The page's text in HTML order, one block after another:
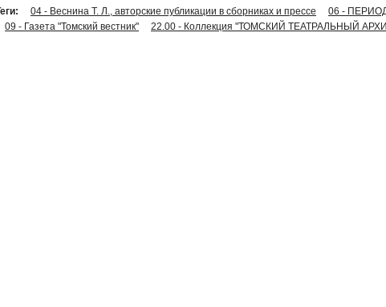
04 - Веснина Т. Л., авторские публикации в сборниках и прессе 06 -
09 - Газета "Томский вестник"
22.00 - Коллекция "ТОМСКИЙ ТЕАТРАЛЬНЫЙ